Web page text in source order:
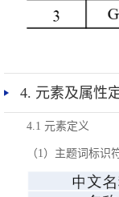
4. 元素及属性
4.1 元素定义
（1）主题词标识